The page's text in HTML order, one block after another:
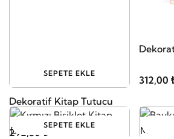
SEPETE EKLE
Dekoratif Kitap Tutucu
292,50 ₺
312,00
SEPETE EKLE